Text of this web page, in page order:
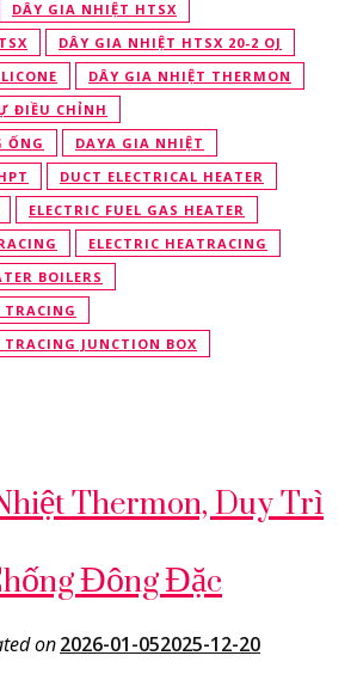
DÂY GIA NHIỆT HTSX
DÂY GIA NHIỆT HTSX 20-2 OJ
DÂY GIA NHIỆT THERMON
ĐIỀU CHỈNH
ỐNG
DAYA GIA NHIỆT
DUCT ELECTRICAL HEATER
ELECTRIC FUEL GAS HEATER
ELECTRIC HEATRACING
BOILERS
TRACING
TRACING JUNCTION BOX
Thermon, Duy Trì
Đông Đặc
on2026-01-052025-12-20